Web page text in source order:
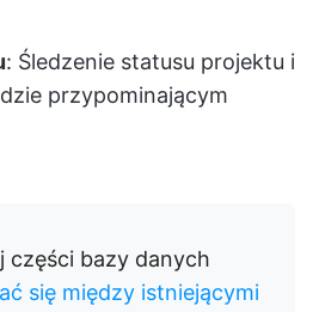
: Śledzenie statusu projektu i
przypominającym
części bazy danych
się między istniejącymi